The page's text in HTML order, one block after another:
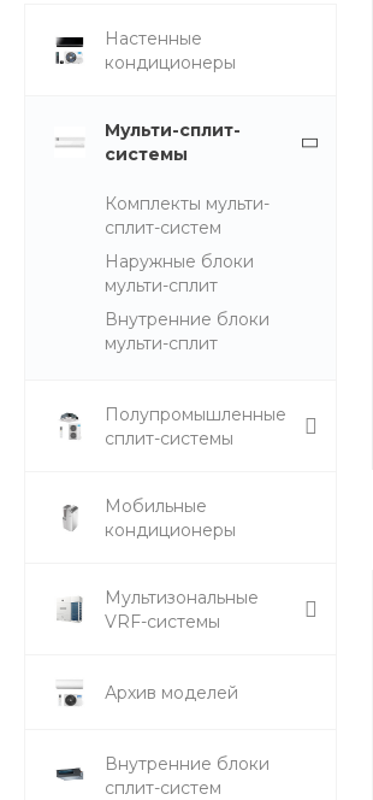
Настенные
кондиционеры
Мульти-сплит-
системы
Комплекты мульти-
сплит-систем
Наружные блоки
мульти-сплит
Внутренние блоки
мульти-сплит
Полупромышленные
сплит-системы
Мобильные
кондиционеры
Мультизональные
VRF-системы
Архив моделей
Внутренние блоки
сплит-систем